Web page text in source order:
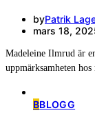
byPatrik
mars 18,
Madeleine Ilmrud är
uppmärksamheten
BBLOGG